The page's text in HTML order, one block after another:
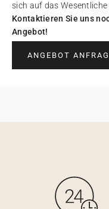
sich auf das
Kontaktieren Sie uns
Angebot!
ANGEBOT